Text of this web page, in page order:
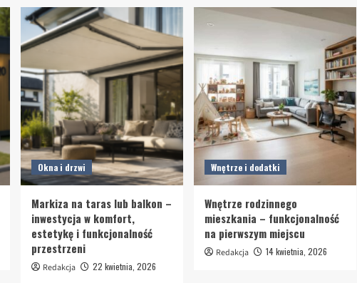
Okna i drzwi
Markiza na taras lub balkon –
inwestycja w komfort,
estetykę i funkcjonalność
przestrzeni
Redakcja 22 kwietnia, 2026
Wnętrze i dodatki
Wnętrze rodzinnego
mieszkania – funkcjonalność
na pierwszym miejscu
Redakcja 14 kwietnia, 2026